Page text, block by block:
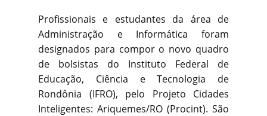
Profissionais e estudantes da área de
Administração e Informática foram
designados para compor o novo quadro
de bolsistas do Instituto Federal de
Educação, Ciência e Tecnologia de
Rondônia (IFRO), pelo Projeto Cidades
Inteligentes: Ariquemes/RO (Procint). São